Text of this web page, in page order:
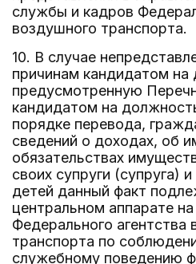
службы и кадров
воздушного транспорта.
10. В случае
причинам кандидатом на
предусмотренную
кандидатом на
порядке перевода,
сведений о доходах, об
обязательствах
своих супруги (супруга)
детей данный факт
центральном аппарате
Федерального агентства
транспорта по
служебному поведению